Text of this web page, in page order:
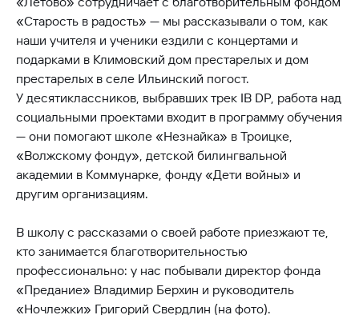
«Старость в радость» — мы рассказывали о том, как
наши учителя и ученики ездили с концертами и
подарками в Климовский дом престарелых и дом
престарелых в селе Ильинский погост.
У десятиклассников, выбравших трек IB DP, работа над
социальными проектами входит в программу обучения
— они помогают школе «Незнайка» в Троицке,
«Волжскому фонду», детской билингвальной
академии в Коммунарке, фонду «Дети войны» и
другим организациям.
В школу с рассказами о своей работе приезжают те,
кто занимается благотворительностью
профессионально: у нас побывали директор фонда
«Предание» Владимир Берхин и руководитель
«Ночлежки» Григорий Свердлин (на фото).